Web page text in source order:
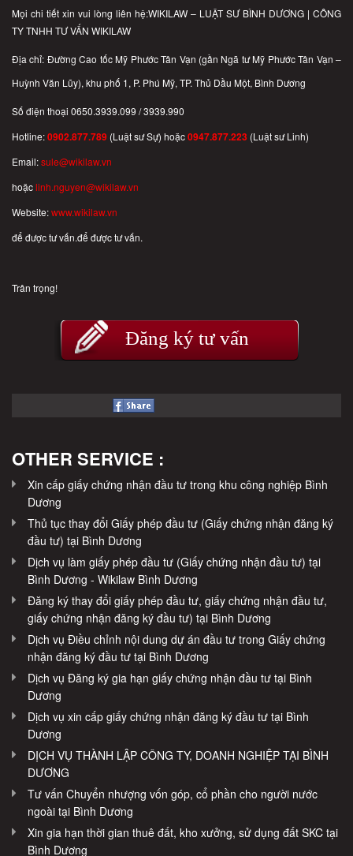
Mọi chi tiết xin vui lòng liên hệ:WIKILAW – LUẬT SƯ BÌNH DƯƠNG | CÔNG
TY TNHH TƯ VẤN WIKILAW
Địa chỉ: Đường Cao tốc Mỹ Phước Tân Vạn (gần Ngã tư Mỹ Phước Tân Vạn –
Huỳnh Văn Lũy), khu phố 1, P. Phú Mỹ, TP. Thủ Dầu Một, Bình Dương
Số điện thoại 0650.3939.099 / 3939.990
Hotline:0902.877.789 (Luật sư Sự) hoặc0947.877.223 (Luật sư Linh)
Email:sule@wikilaw.vn
hoặclinh.nguyen@wikilaw.vn
Website:www.wikilaw.vn
để được tư vấn.để được tư vấn.
Trân trọng!
Đăng ký tư vấn
OTHER SERVICE :
Xin cấp giấy chứng nhận đầu tư trong khu công nghiệp Bình
Dương
Thủ tục thay đổi Giấy phép đầu tư (Giấy chứng nhận đăng ký
đầu tư) tại Bình Dương
Dịch vụ làm giấy phép đầu tư (Giấy chứng nhận đầu tư) tại
Bình Dương - Wikilaw Bình Dương
Đăng ký thay đổi giấy phép đầu tư, giấy chứng nhận đầu tư,
giấy chứng nhận đăng ký đầu tư) tại Bình Dương
Dịch vụ Điều chỉnh nội dung dự án đầu tư trong Giấy chứng
nhận đăng ký đầu tư tại Bình Dương
Dịch vụ Đăng ký gia hạn giấy chứng nhận đầu tư tại Bình
Dương
Dịch vụ xin cấp giấy chứng nhận đăng ký đầu tư tại Bình
Dương
DỊCH VỤ THÀNH LẬP CÔNG TY, DOANH NGHIỆP TẠI BÌNH
DƯƠNG
Tư vấn Chuyển nhượng vốn góp, cổ phần cho người nước
ngoài tại Bình Dương
Xin gia hạn thời gian thuê đất, kho xưởng, sử dụng đất SKC tại
Bình Dương